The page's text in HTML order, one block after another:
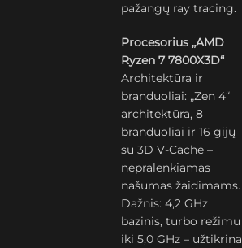
pažangų ray tracing.
Procesorius „AMD
Ryzen 7 7800X3D“
Architektūra ir
branduoliai: „Zen 4“
architektūra, 8
branduoliai ir 16 gijų
su 3D V-Cache –
nepralenkiamas
našumas žaidimams.
Dažnis: 4,2 GHz
bazinis, turbo režimu
iki 5,0 GHz – užtikrina